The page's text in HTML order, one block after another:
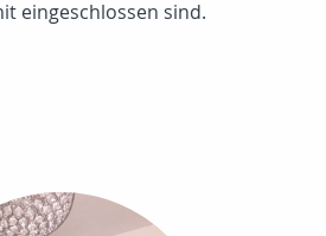
eingeschlossen sind.